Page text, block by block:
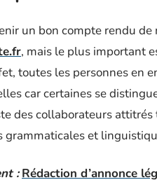
un bon compte rendu
, mais le plus important
toutes les personnes en
car certaines se
des collaborateurs
grammaticales et
: Rédaction d’annonce